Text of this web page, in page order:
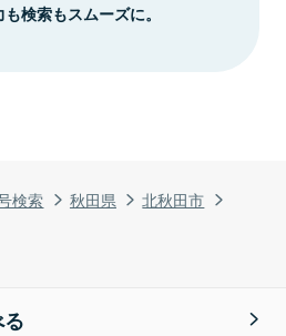
検索 秋田県
北秋田市
検索もスムーズに。